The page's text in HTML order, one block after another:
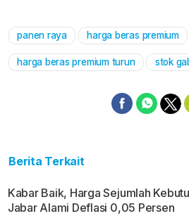
panen raya harga beras premium
harga beras premium turun stok
Berita Terkait
Kabar Baik, Harga Sejumlah
Jabar Alami Deflasi 0,05 Persen